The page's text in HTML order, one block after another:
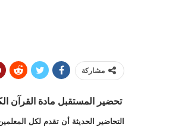
مشاركة
تحضير المستقبل مادة القرآن
التحاضير الحديثة أن تقدم لكل